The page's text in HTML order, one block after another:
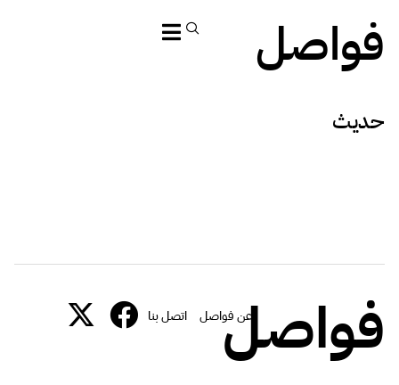
فواصل
حديث
فواصل
عن فواصل اتصل بنا